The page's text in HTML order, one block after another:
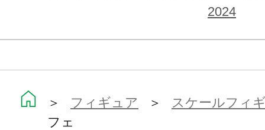
2024
＞ フィギュア ＞
スケールフィ
フェ